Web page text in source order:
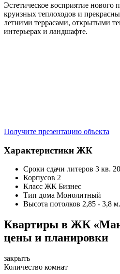
Эстетическое восприятие нового
круизных теплоходов и
летними террасами, открытыми
интерьерах и ландшафте.
Получите презентацию объекта
Характеристики ЖК
Сроки сдачи литеров 3 кв.
Корпусов 2
Класс ЖК Бизнес
Тип дома Монолитный
Высота потолков 2,85 - 3,8 м.
Квартиры в ЖК
цены и планировки
закрыть
Количество комнат